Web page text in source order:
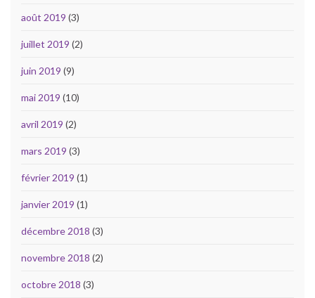
août 2019 (3)
juillet 2019 (2)
juin 2019 (9)
mai 2019 (10)
avril 2019 (2)
mars 2019 (3)
février 2019 (1)
janvier 2019 (1)
décembre 2018 (3)
novembre 2018 (2)
octobre 2018 (3)